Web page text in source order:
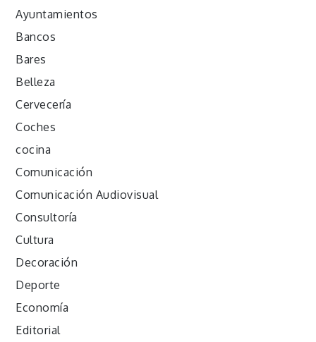
Ayuntamientos
Bancos
Bares
Belleza
Cervecería
Coches
cocina
Comunicación
Comunicación Audiovisual
Consultoría
Cultura
Decoración
Deporte
Economía
Editorial